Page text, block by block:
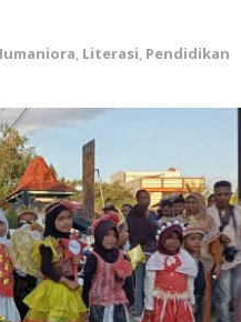
, Literasi, Pendidikan